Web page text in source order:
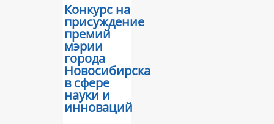
Конкурс на
присуждение
премий
мэрии
города
Новосибирска
в сфере
науки и
инноваций